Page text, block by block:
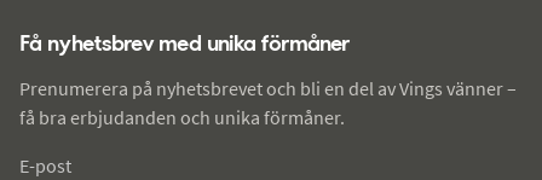
Få nyhetsbrev med unika förmåner
Prenumerera på nyhetsbrevet och bli en del av Vings vänner –
få bra erbjudanden och unika förmåner.
E-post